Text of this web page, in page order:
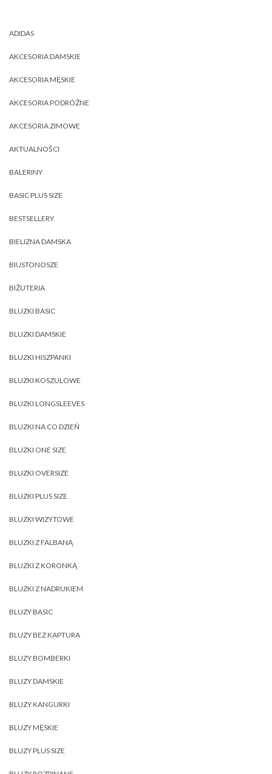
ADIDAS
AKCESORIA DAMSKIE
AKCESORIA MĘSKIE
AKCESORIA PODRÓŻNE
AKCESORIA ZIMOWE
AKTUALNOŚCI
BALERINY
BASIC PLUS SIZE
BESTSELLERY
BIELIZNA DAMSKA
BIUSTONOSZE
BIŻUTERIA
BLUZKI BASIC
BLUZKI DAMSKIE
BLUZKI HISZPANKI
BLUZKI KOSZULOWE
BLUZKI LONGSLEEVES
BLUZKI NA CO DZIEŃ
BLUZKI ONE SIZE
BLUZKI OVERSIZE
BLUZKI PLUS SIZE
BLUZKI WIZYTOWE
BLUZKI Z FALBANĄ
BLUZKI Z KORONKĄ
BLUZKI Z NADRUKIEM
BLUZY BASIC
BLUZY BEZ KAPTURA
BLUZY BOMBERKI
BLUZY DAMSKIE
BLUZY KANGURKI
BLUZY MĘSKIE
BLUZY PLUS SIZE